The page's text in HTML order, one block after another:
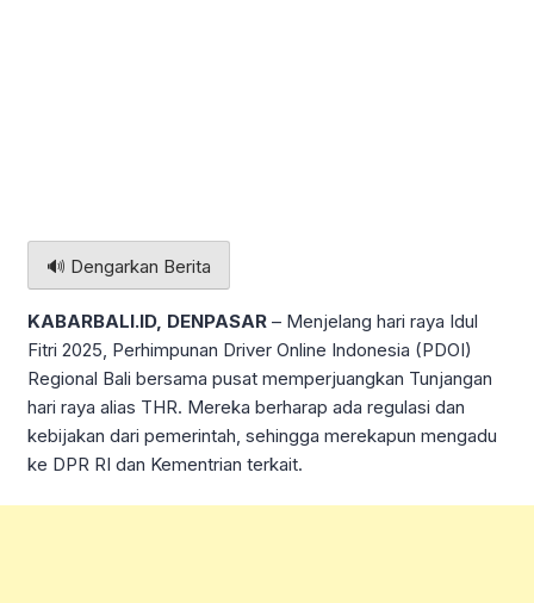
🔊 Dengarkan Berita
KABARBALI.ID, DENPASAR – Menjelang hari raya Idul
Fitri 2025, Perhimpunan Driver Online Indonesia (PDOI)
Regional Bali bersama pusat memperjuangkan Tunjangan
hari raya alias THR. Mereka berharap ada regulasi dan
kebijakan dari pemerintah, sehingga merekapun mengadu
ke DPR RI dan Kementrian terkait.